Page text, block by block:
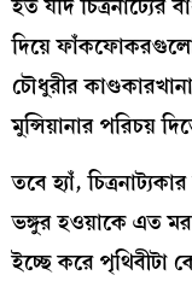
দিয়ে
চৌধুরীর
মুন্সিয়ানার পরিচয়
তবে হ্যাঁ,
ভঙ্গুর হওয়াকে এত
ইচ্ছে করে পৃথিবীটা